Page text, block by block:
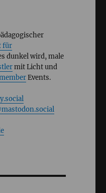
für
dunkel wird, male
mit Licht und
Events.